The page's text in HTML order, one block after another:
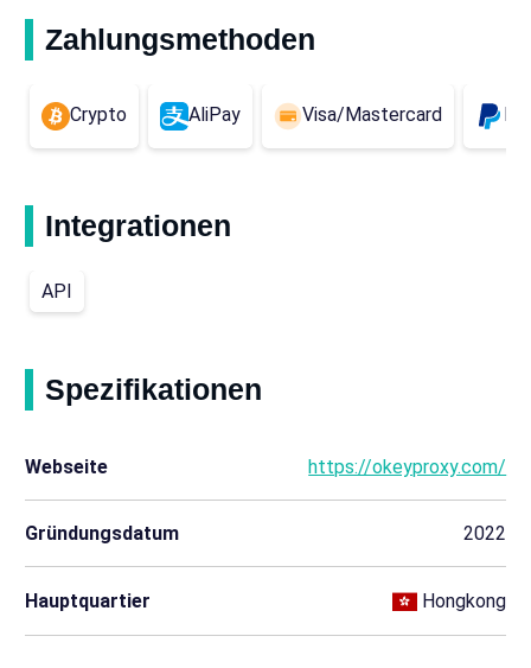
Zahlungsmethoden
Crypto AliPay Visa/Mastercard
Integrationen
API
Spezifikationen
Webseite https://okeyproxy.com/
Gründungsdatum 2022
Hauptquartier Hongkong